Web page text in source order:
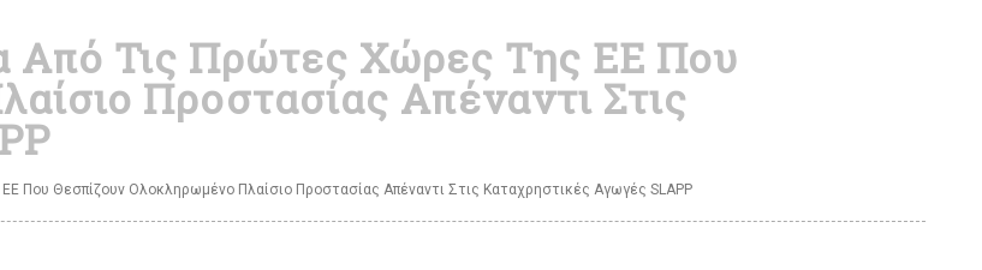
Τις Πρώτες Χώρες Της ΕΕ Που
Προστασίας Απέναντι Στις
Που Θεσπίζουν Ολοκληρωμένο Πλαίσιο Προστασίας Απέναντι Στις Καταχρηστικές Αγωγές SLAPP